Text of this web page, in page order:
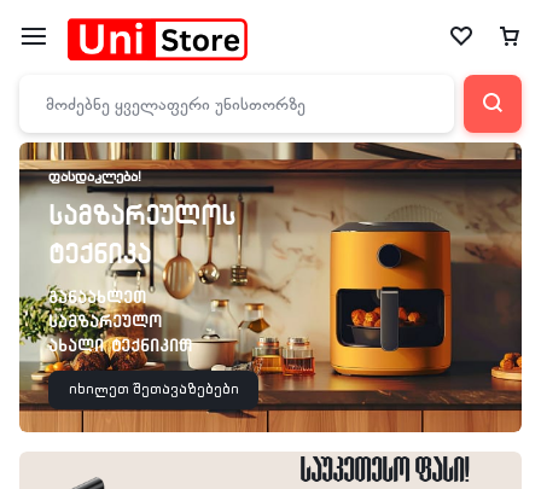
ᲤᲐᲡᲓᲐᲙᲚᲔᲑᲐ!
სამზარეულოს
ტექნიკა
განაახლეთ
სამზარეულო
ახალი ტექნიკით
იხილეთ შეთავაზებები
საუკეთესო ფასი!